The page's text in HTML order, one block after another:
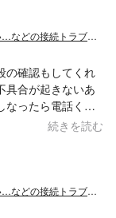
長野県発◎地域密着・柔軟対応◎ネットが繋がらない…などの接続トラブルを解消！
の確認もしてくれ
具合が起きないあ
なったら電話くだ
たらご連絡いたし
続きを読む
長野県発◎地域密着・柔軟対応◎ネットが繋がらない…などの接続トラブルを解消！